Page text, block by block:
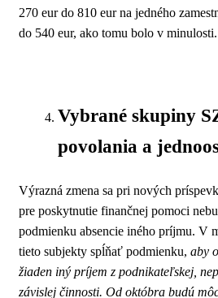
270 eur do 810 eur na jedného
do 540 eur, ako tomu bolo v minulosti.
Vybrané skupiny
povolania a
Výrazná zmena sa pri nových
pre poskytnutie finančnej pomoci
podmienku absencie iného príjmu. V
tieto subjekty spĺňať podmienku, aby
žiaden iný príjem z podnikateľskej,
závislej činnosti. Od októbra budú